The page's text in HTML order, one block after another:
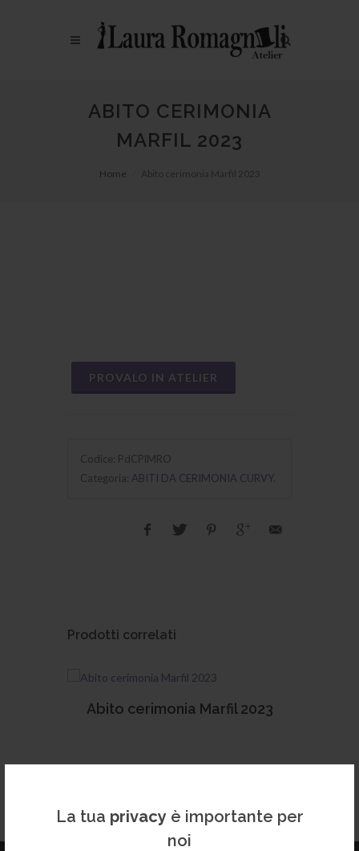
La tua privacyè importante per
noi
ABITO CERIMONIA
MARFIL 2023
Home Abito cerimonia Marfil 2023
PROVALO IN ATELIER
Codice: PdCPlMRO
Categoria: ABITI DA CERIMONIA CURVY.
Prodotti correlati
Marfil 2023 Abito da cerimonia Gaia 2023